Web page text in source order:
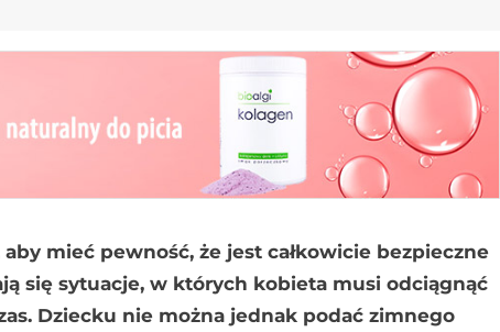
mieć pewność, że jest całkowicie bezpieczne
się sytuacje, w których kobieta musi odciągnąć
Dziecku nie można jednak podać zimnego